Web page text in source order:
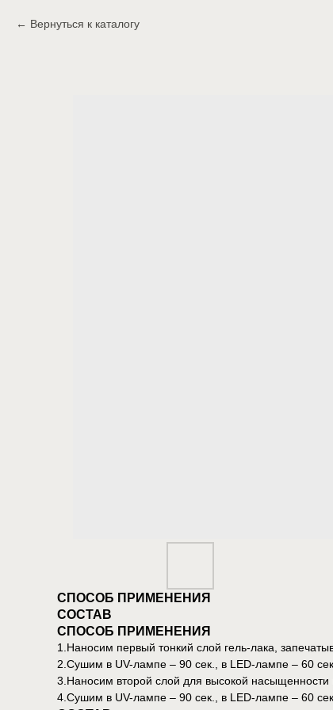
Вернуться к каталогу
СПОСОБ ПРИМЕНЕНИЯ
СОСТАВ
СПОСОБ ПРИМЕНЕНИЯ
1.Наносим первый тонкий слой гель-лака,
2.Сушим в UV-лампе – 90 сек., в LED-лампе – 60 сек.
3.Наносим второй слой для высокой насыщенности
4.Сушим в UV-лампе – 90 сек., в LED-лампе – 60 сек.